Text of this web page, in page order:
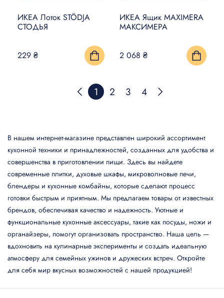
ИКЕА Лоток STÖDJA
СТОДЬЯ
229 ₴
ИКЕА Ящик MAXIMERA
МАКСИМЕРА
2 068 ₴
1 2 3 4
В нашем интернет-магазине представлен широкий ассортимент
кухонной техники и принадлежностей, созданных для удобства и
совершенства в приготовлении пищи. Здесь вы найдете
современные плитки, духовые шкафы, микроволновые печи,
блендеры и кухонные комбайны, которые сделают процесс
готовки быстрым и приятным. Мы предлагаем товары от известных
брендов, обеспечивая качество и надежность. Уютные и
функциональные кухонные аксессуары, такие как посуды, ножи и
органайзеры, помогут организовать пространство. Наша цель —
вдохновить на кулинарные эксперименты и создать идеальную
атмосферу для семейных ужинов и дружеских встреч. Откройте
для себя мир вкусных возможностей с нашей продукцией!